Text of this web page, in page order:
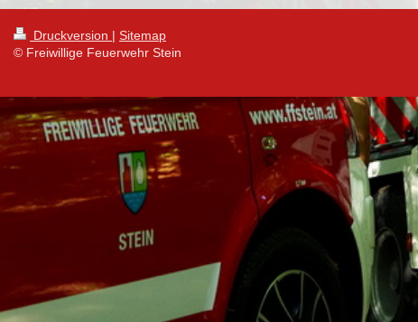
Druckversion | Sitemap
© Freiwillige Feuerwehr Stein